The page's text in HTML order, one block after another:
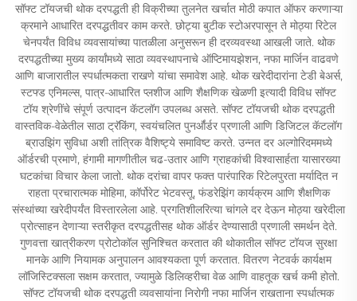
सॉफ्ट टॉयजची थोक दरपद्धती ही विक्रीच्या तुलनेत खर्चात मोठी कपात ऑफर करणाऱ्या
क्रमाने आधारित दरपद्धतीवर काम करते. छोट्या बुटीक स्टोअरपासून ते मोठ्या रिटेल
चेनपर्यंत विविध व्यवसायांच्या पातळीला अनुसरून ही दरव्यवस्था आखली जाते. थोक
दरपद्धतीच्या मुख्य कार्यांमध्ये साठा व्यवस्थापनाचे ऑप्टिमायझेशन, नफा मार्जिन वाढवणे
आणि बाजारातील स्पर्धात्मकता राखणे यांचा समावेश आहे. थोक खरेदीदारांना टेडी बेअर्स,
स्टफ्ड एनिमल्स, पात्र-आधारित प्लशीज आणि शैक्षणिक खेळणी इत्यादी विविध सॉफ्ट
टॉय श्रेणींचे संपूर्ण उत्पादन कॅटलॉग उपलब्ध असते. सॉफ्ट टॉयजची थोक दरपद्धती
वास्तविक-वेळेतील साठा ट्रॅकिंग, स्वयंचलित पुनर्ऑर्डर प्रणाली आणि डिजिटल कॅटलॉग
ब्राउझिंग सुविधा अशी तांत्रिक वैशिष्ट्ये समाविष्ट करते. उन्नत दर अल्गोरिदममध्ये
ऑर्डरची प्रमाणे, हंगामी मागणीतील चढ-उतार आणि ग्राहकांची विश्वासार्हता यासारख्या
घटकांचा विचार केला जातो. थोक दरांचा वापर फक्त पारंपारिक रिटेलपुरता मर्यादित न
राहता प्रचारात्मक मोहिमा, कॉर्पोरेट भेटवस्तू, फंडरेझिंग कार्यक्रम आणि शैक्षणिक
संस्थांच्या खरेदीपर्यंत विस्तारलेला आहे. प्रगतिशीलरित्या चांगले दर देऊन मोठ्या खरेदीला
प्रोत्साहन देणाऱ्या स्तरीकृत दरपद्धतीसह थोक ऑर्डर देण्यासाठी प्रणाली समर्थन देते.
गुणवत्ता खात्रीकरण प्रोटोकॉल सुनिश्चित करतात की थोकातील सॉफ्ट टॉयज सुरक्षा
मानके आणि नियामक अनुपालन आवश्यकता पूर्ण करतात. वितरण नेटवर्क कार्यक्षम
लॉजिस्टिक्सला सक्षम करतात, ज्यामुळे डिलिव्हरीचा वेळ आणि वाहतूक खर्च कमी होतो.
सॉफ्ट टॉयजची थोक दरपद्धती व्यवसायांना निरोगी नफा मार्जिन राखताना स्पर्धात्मक